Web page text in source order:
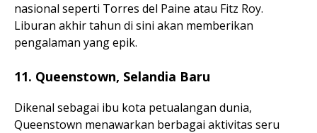
nasional seperti Torres del Paine atau Fitz Roy.
Liburan akhir tahun di sini akan memberikan
pengalaman yang epik.
11. Queenstown, Selandia Baru
Dikenal sebagai ibu kota petualangan dunia,
Queenstown menawarkan berbagai aktivitas seru